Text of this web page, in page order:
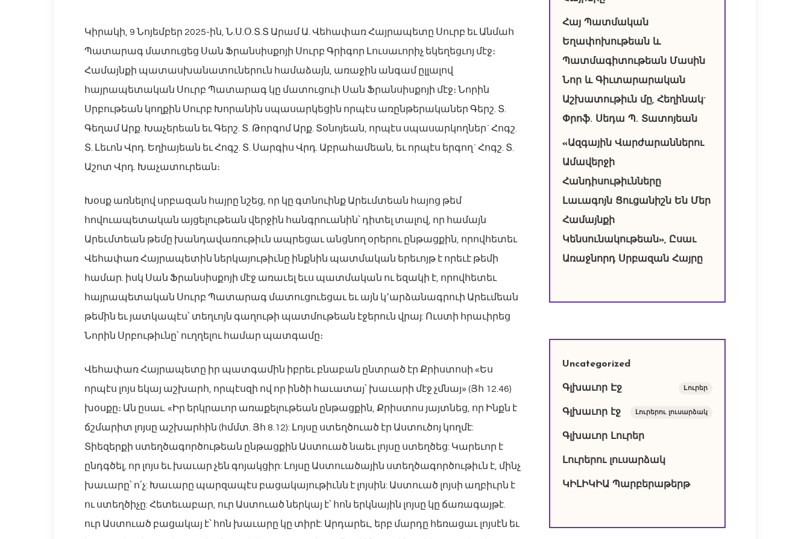
Կիրակի, 9 Նոյեմբեր 2025-ին, Ն.Ս.Օ.Տ.Տ Արամ Ա. Վեհափառ Հայրապետը Սուրբ եւ Անմահ
Պատարագ մատուցեց Սան Ֆրանսիսքոյի Սուրբ Գրիգոր Լուսաւորիչ եկեղեցւոյ մէջ։
Համայնքի պատասխանատուներուն համաձայն, առաջին անգամ ըլլալով
հայրապետական Սուրբ Պատարագ կը մատուցուի Սան Ֆրանսիսքոյի մէջ։ Նորին
Սրբութեան կողքին Սուրբ Խորանին սպասարկեցին որպէս առընթերականեր Գերշ. Տ.
Գեղամ Արք. Խաչերեան եւ Գերշ. Տ. Թորգոմ Արք. Տօնոյեան, որպէս սպասարկողներ` Հոգշ.
Տ. Լեւոն Վրդ. Եղիայեան եւ Հոգշ. Տ. Սարգիս Վրդ. Աբրահամեան, եւ որպէս երգող` Հոգշ. Տ.
Աշոտ Վրդ. Խաչատուրեան։
Խօսք առնելով սրբազան հայրը նշեց, որ կը գտնուինք Արեւմտեան հայոց թեմ
հովուապետական այցելութեան վերջին հանգրուանին՝ դիտել տալով, որ համայն
Արեւմտեան թեմը խանդավառութիւն ապրեցաւ անցնող օրերու ընթացքին, որովհետեւ
Վեհափառ Հայրապետին ներկայութիւնը ինքնին պատմական երեւոյթ է որեւէ թեմի
համար. իսկ Սան Ֆրանսիսքոյի մէջ առաւել եւս պատմական ու եզակի է, որովհետեւ
հայրապետական Սուրբ Պատարագ մատուցուեցաւ եւ այն կ՚արձանագրուի Արեւմեան
թեմին եւ յատկապէս՝ տեղւոյն գաղութի պատմութեան էջերուն վրայ: Ուստի հրաւիրեց
Նորին Սրբութիւնը՝ ուղղելու համար պատգամը։
Վեհափառ Հայրապետը իր պատգամին իբրեւ բնաբան ընտրած էր Քրիստոսի «Ես
որպէս լոյս եկայ աշխարհ, որպէսզի ով որ ինծի հաւատայ՝ խաւարի մէջ չմնայ» (Յհ 12.46)
խօսքը։ Ան ըսաւ. «Իր երկրաւոր առաքելութեան ընթացքին, Քրիստոս յայտնեց, որ Ինքն է
ճշմարիտ լոյսը աշխարհին (հմմտ. Յհ 8.12): Լոյսը ստեղծուած էր Աստուծոյ կողմէ:
Տիեզերքի ստեղծագործութեան ընթացքին Աստուած նաեւ լոյսը ստեղծեց: Կարեւոր է
ընդգծել, որ լոյս եւ խաւար չեն գոյակցիր: Լոյսը Աստուածային ստեղծագործութիւն է, մինչ
խաւարը՝ ո՛չ: Խաւարը պարզապէս բացակայութիւնն է լոյսին: Աստուած լոյսի աղբիւրն է
ու ստեղծիչը: Հետեւաբար, ուր Աստուած ներկայ է՝ հոն երկնային լոյսը կը ճառագայթէ.
ուր Աստուած բացակայ է՝ հոն խաւարը կը տիրէ: Արդարեւ, երբ մարդը հեռացաւ լոյսէն եւ
Հայ Պատմական
Եղափոխութեան և
Պատմագիտութեան Մասին
Նոր և Գիւտարարական
Աշխատութիւն մը, Հեղինակ`
Փրոֆ. Սեդա Պ. Տատոյեան
«Ազգային Վարժարաններու
Ամավերջի
Հանդիսութիւնները
Լաւագոյն Ցուցանիշն Են Մեր
Համայնքի
Կենսունակութեան», Ըսաւ
Առաջնորդ Սրբազան Հայրը
Uncategorized
Գլխաւոր Էջ Lուրեր
Գլխաւոր էջ Լուրերու լուսարձակ
Գլխաւոր Լուրեր
Լուրերու լուսարձակ
ԿԻԼԻԿԻԱ Պարբերաթերթ